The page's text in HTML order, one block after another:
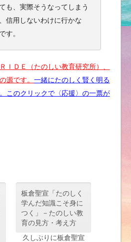
も、実際そうなってしまう
信用しないわけに行かな
す。
ＩＤＥ（たのしい教育研究所）、
源です。 一緒にたのしく賢く明る
このクリックで〈応援〉の一票が
板倉聖宣「たのしく
学んだ知識こそ身に
つく」－たのしい教
育の見方・考え方
久しぶりに板倉聖宣